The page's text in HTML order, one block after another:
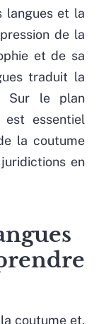
langues et la
de la
et de sa
traduit la
Sur le plan
essentiel
la coutume
en
coutume et,